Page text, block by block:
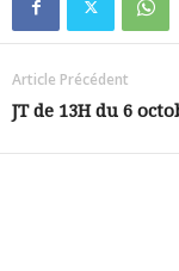
Article Précédent
JT de 13H du 6